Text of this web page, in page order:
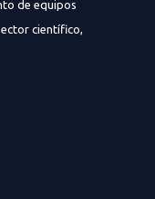
de equipos
científico,